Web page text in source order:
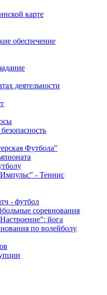
карте
обеспечение
деятельности
Футбола"
- Теннис
- футбол
соревнования
йога
по волейболу